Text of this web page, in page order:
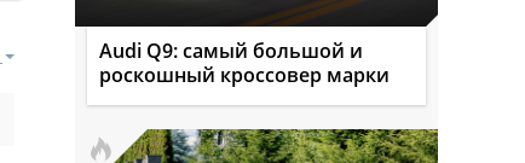
Audi Q9: самый большой и
роскошный кроссовер марки